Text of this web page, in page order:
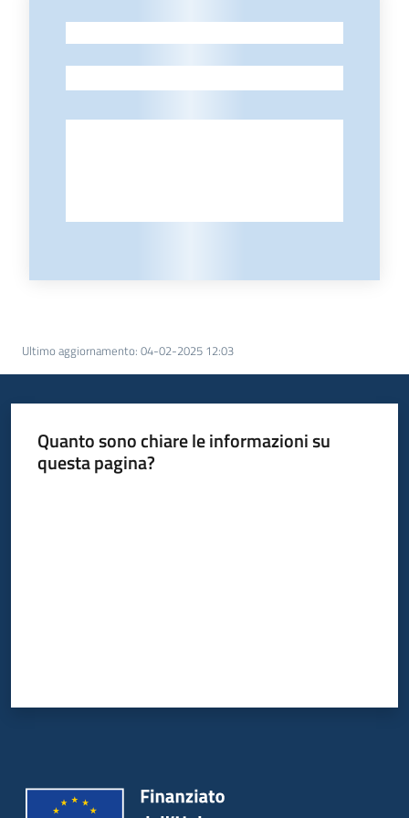
-
Ultimo aggiornamento: 04-02-2025 12:03
Quanto sono chiare le informazioni su
questa pagina?